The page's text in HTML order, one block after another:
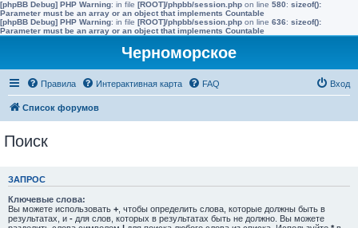
[phpBB Debug] PHP Warning: in file [ROOT]/phpbb/session.php on line 580: sizeof():
Parameter must be an array or an object that implements Countable
[phpBB Debug] PHP Warning: in file [ROOT]/phpbb/session.php on line 636: sizeof():
Parameter must be an array or an object that implements Countable
Черноморское
Правила Интерактивная карта FAQ Вход
Список форумов
Поиск
ЗАПРОС
Ключевые слова:
Вы можете использовать + , чтобы определить слова, которые должны быть в
результатах, и - для слов, которых в результатах быть не должно. Вы можете